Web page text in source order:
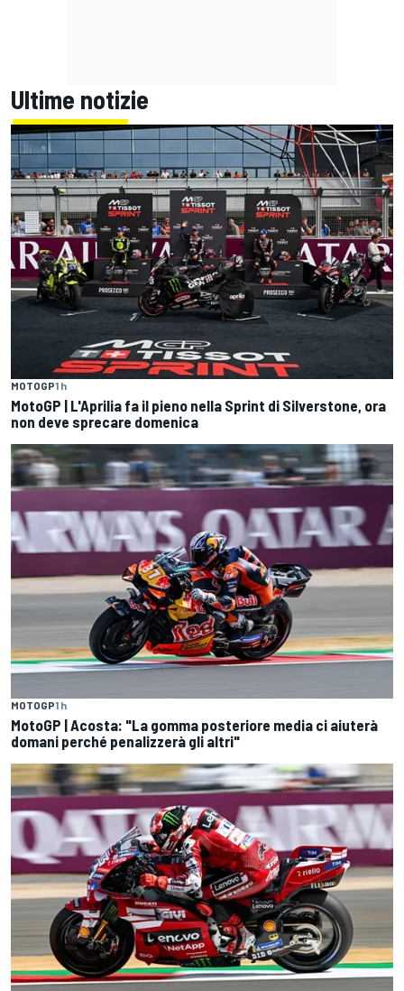
Ultime notizie
MOTOGP1 h
MotoGP | L'Aprilia fa il pieno nella Sprint di Silverstone, ora
non deve sprecare domenica
MOTOGP1 h
MotoGP | Acosta: "La gomma posteriore media ci aiuterà
domani perché penalizzerà gli altri"